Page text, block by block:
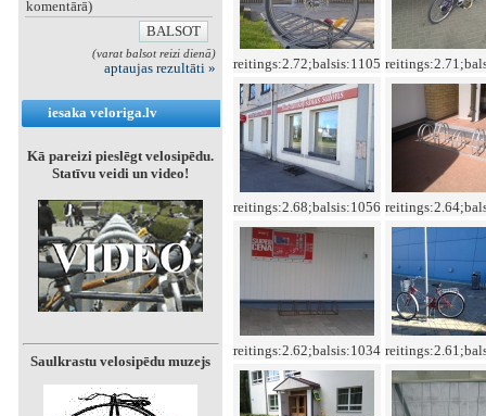
komentārā)
(varat balsot reizi dienā)
aptaujas rezultāti »
iesaka veloriga.lv
Kā pareizi pieslēgt velosipēdu.
Statīvu veidi un video!
Saulkrastu velosipēdu muzejs
reitings:2.72;balsis:1105
reitings:2.68;balsis:1056
reitings:2.62;balsis:1034